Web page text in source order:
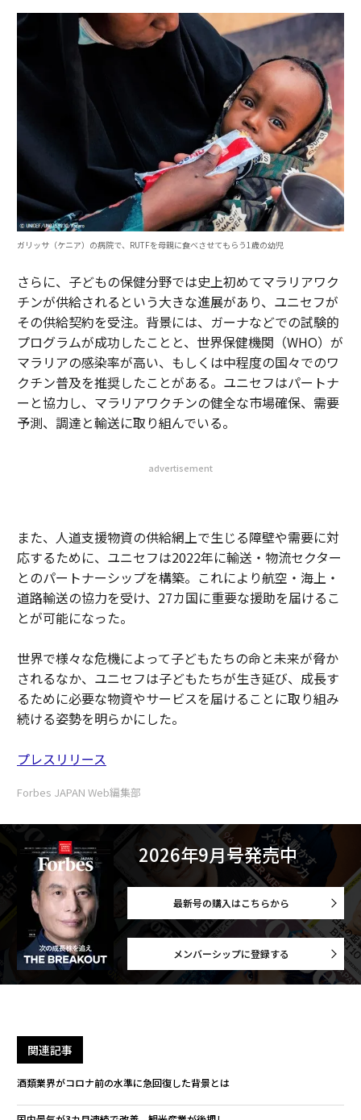
ガリッサ（ケニア）の病院で、RUTFを母親に食べさせてもらう1歳の幼児
さらに、子どもの保健分野では史上初めてマラリアワク
チンが供給されるという大きな進展があり、ユニセフが
その供給契約を受注。背景には、ガーナなどでの試験的
プログラムが成功したことと、世界保健機関（WHO）が
マラリアの感染率が高い、もしくは中程度の国々でのワ
クチン普及を推奨したことがある。ユニセフはパートナ
ーと協力し、マラリアワクチンの健全な市場確保、需要
予測、調達と輸送に取り組んでいる。
advertisement
また、人道支援物資の供給網上で生じる障壁や需要に対
応するために、ユニセフは2022年に輸送・物流セクター
とのパートナーシップを構築。これにより航空・海上・
道路輸送の協力を受け、27カ国に重要な援助を届けるこ
とが可能になった。
世界で様々な危機によって子どもたちの命と未来が脅か
されるなか、ユニセフは子どもたちが生き延び、成長す
るために必要な物資やサービスを届けることに取り組み
続ける姿勢を明らかにした。
プレスリリース
Forbes JAPAN Web編集部
2026年9月号発売中
最新号の購入はこちらから
メンバーシップに登録する
関連記事
酒類業界がコロナ前の水準に急回復した背景とは